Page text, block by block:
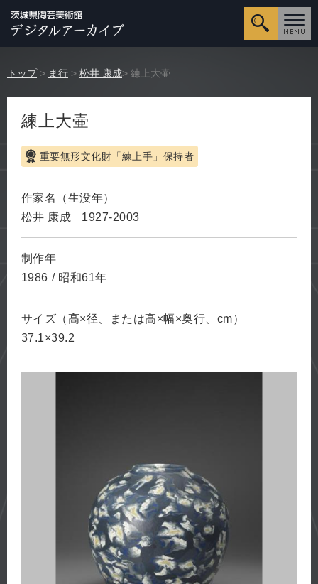
詳細検
トップ > ま行 > 松井 康成> 練上大壷
練上大壷
重要無形文化財「練上手」保持者
作家名（生没年）
松井 康成
1927-2003
制作年
1986 / 昭和61年
サイズ（高×径、または高×幅×奥行、cm）
37.1×39.2